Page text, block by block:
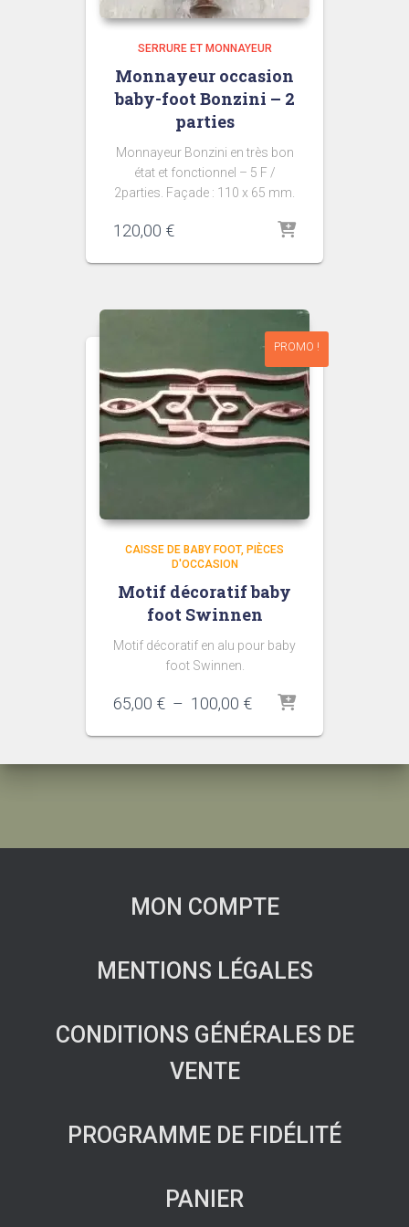
SERRURE ET MONNAYEUR
Monnayeur occasion
baby-foot Bonzini – 2
parties
Monnayeur Bonzini en très bon
état et fonctionnel – 5 F /
2parties. Façade : 110 x 65 mm.
120,00 €
PROMO !
CAISSE DE BABY FOOT PIÈCES
D'OCCASION
Motif décoratif baby
foot Swinnen
Motif décoratif en alu pour baby
foot Swinnen.
65,00 € – 100,00 €Plage
prix :
65,00 €
MON COMPTE
MENTIONS LÉGALES
CONDITIONS GÉNÉRALES DE
VENTE
PROGRAMME DE FIDÉLITÉ
PANIER